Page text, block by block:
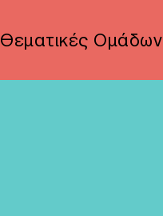
Θεματικές Ομάδων